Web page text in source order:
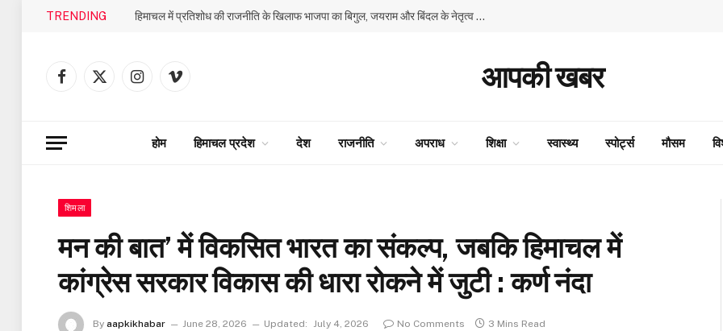
TRENDING हिमाचल में प्रतिशोध की राजनीति के खिलाफ भाजपा का बिगुल, जयराम और बिंदल के नेतृत्व में शिमला में विशाल प्रदर्शन
Facebook
X
InstagramVimeo आपकी खबर
होम हिमाचल प्रदेश देश राजनीति अपराध शिक्षा स्वास्थ्य स्पोर्ट्स मौसम
शिमला
मन की बात’ में विकसित भारत का संकल्प, जबकि हिमाचल में
कांग्रेस सरकार विकास की धारा रोकने में जुटी : कर्ण नंदा
By aapkikhabar June 28, 2026 Updated: July 4, 2026 No Comments 3 Mins Read